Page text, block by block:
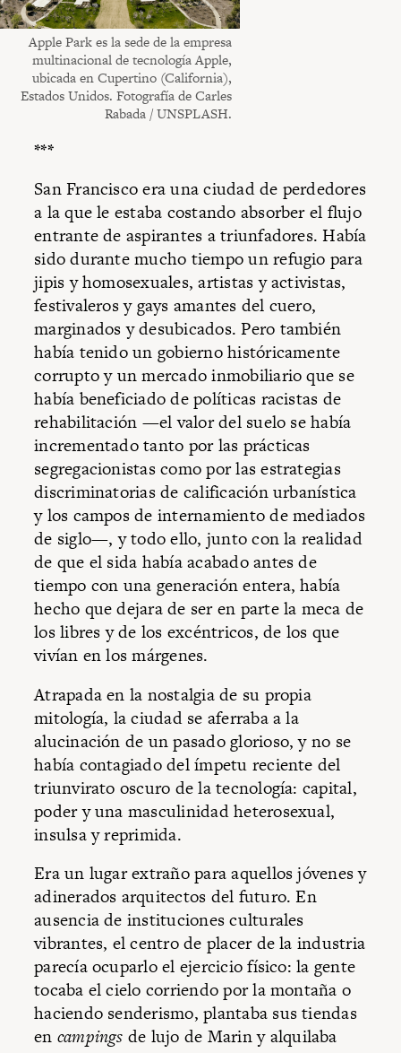
Apple Park es la sede de la empresa
multinacional de tecnología Apple,
ubicada en Cupertino (California),
Estados Unidos. Fotografía de Carles
Rabada / UNSPLASH.
***
San Francisco era una ciudad de perdedores
a la que le estaba costando absorber el flujo
entrante de aspirantes a triunfadores. Había
sido durante mucho tiempo un refugio para
jipis y homosexuales, artistas y activistas,
festivaleros y gays amantes del cuero,
marginados y desubicados. Pero también
había tenido un gobierno históricamente
corrupto y un mercado inmobiliario que se
había beneficiado de políticas racistas de
rehabilitación —el valor del suelo se había
incrementado tanto por las prácticas
segregacionistas como por las estrategias
discriminatorias de calificación urbanística
y los campos de internamiento de mediados
de siglo—, y todo ello, junto con la realidad
de que el sida había acabado antes de
tiempo con una generación entera, había
hecho que dejara de ser en parte la meca de
los libres y de los excéntricos, de los que
vivían en los márgenes.
Atrapada en la nostalgia de su propia
mitología, la ciudad se aferraba a la
alucinación de un pasado glorioso, y no se
había contagiado del ímpetu reciente del
triunvirato oscuro de la tecnología: capital,
poder y una masculinidad heterosexual,
insulsa y reprimida.
Era un lugar extraño para aquellos jóvenes y
adinerados arquitectos del futuro. En
ausencia de instituciones culturales
vibrantes, el centro de placer de la industria
parecía ocuparlo el ejercicio físico: la gente
tocaba el cielo corriendo por la montaña o
haciendo senderismo, plantaba sus tiendas
en campings de lujo de Marin y alquilaba